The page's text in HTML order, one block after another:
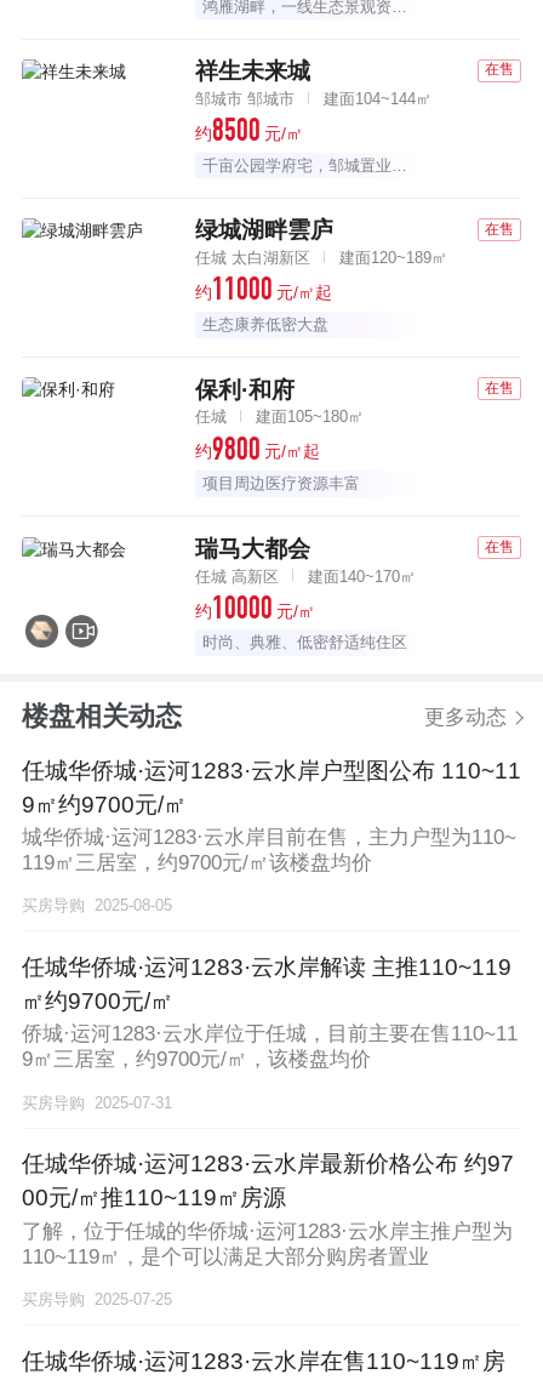
祥生未来城 在售
邹城市 邹城市 建面104~144㎡
约8500 元/㎡
绿城湖畔雲庐 在售
任城 太白湖新区 建面120~189㎡
约11000 元/㎡起
生态康养低密大盘
保利·和府 在售
任城 建面105~180㎡
约9800 元/㎡起
项目周边医疗资源丰富
瑞马大都会 在售
任城 高新区 建面140~170㎡
约10000 元/㎡
时尚、典雅、低密舒适纯住区
楼盘相关动态 更多动态
任城华侨城·运河1283·云水岸户型图公布 110~11
9㎡约9700元/㎡
城华侨城·运河1283·云水岸目前在售，主力户型为110~
119㎡三居室，约9700元/㎡该楼盘均价
买房导购 2025-08-05
任城华侨城·运河1283·云水岸解读 主推110~119
㎡约9700元/㎡
侨城·运河1283·云水岸位于任城，目前主要在售110~11
9㎡三居室，约9700元/㎡，该楼盘均价
买房导购 2025-07-31
任城华侨城·运河1283·云水岸最新价格公布 约97
00元/㎡推110~119㎡房源
了解，位于任城的华侨城·运河1283·云水岸主推户型为
110~119㎡，是个可以满足大部分购房者置业
买房导购 2025-07-25
任城华侨城·运河1283·云水岸在售110~119㎡房